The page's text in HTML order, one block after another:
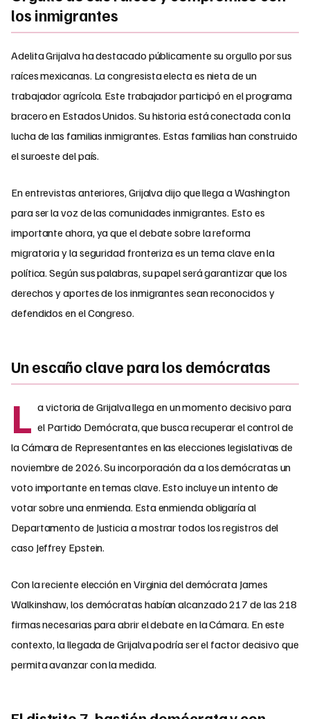
los inmigrantes
Adelita Grijalva ha destacado públicamente su orgullo por sus
raíces mexicanas. La congresista electa es nieta de un
trabajador agrícola. Este trabajador participó en el programa
bracero en Estados Unidos. Su historia está conectada con la
lucha de las familias inmigrantes. Estas familias han construido
el suroeste del país.
En entrevistas anteriores, Grijalva dijo que llega a Washington
para ser la voz de las comunidades inmigrantes. Esto es
importante ahora, ya que el debate sobre la reforma
migratoria y la seguridad fronteriza es un tema clave en la
política. Según sus palabras, su papel será garantizar que los
derechos y aportes de los inmigrantes sean reconocidos y
defendidos en el Congreso.
Un escaño clave para los demócratas
L a victoria de Grijalva llega en un momento decisivo para
el Partido Demócrata, que busca recuperar el control de
la Cámara de Representantes en las elecciones legislativas de
noviembre de 2026. Su incorporación da a los demócratas un
voto importante en temas clave. Esto incluye un intento de
votar sobre una enmienda. Esta enmienda obligaría al
Departamento de Justicia a mostrar todos los registros del
caso Jeffrey Epstein.
Con la reciente elección en Virginia del demócrata James
Walkinshaw, los demócratas habían alcanzado 217 de las 218
firmas necesarias para abrir el debate en la Cámara. En este
contexto, la llegada de Grijalva podría ser el factor decisivo que
permita avanzar con la medida.